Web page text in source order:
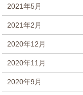
2021年5月
2021年2月
2020年12月
2020年11月
2020年9月